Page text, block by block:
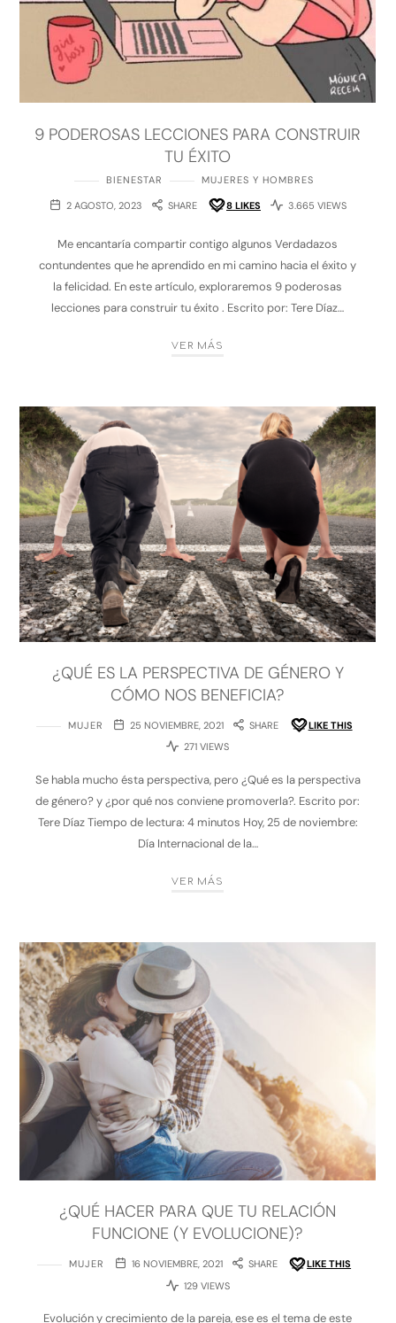
9 PODEROSAS LECCIONES PARA CONSTRUIR
TU ÉXITO
BIENESTAR MUJERES Y HOMBRES
2 AGOSTO, 2023 SHARE 8 LIKES 3.665 VIEWS
Me encantaría compartir contigo algunos Verdadazos
contundentes que he aprendido en mi camino hacia el éxito y
la felicidad. En este artículo, exploraremos 9 poderosas
lecciones para construir tu éxito . Escrito por: Tere Díaz…
VER MÁS
¿QUÉ ES LA PERSPECTIVA DE GÉNERO Y
CÓMO NOS BENEFICIA?
MUJER 25 NOVIEMBRE, 2021 SHARE
LIKE THIS
271 VIEWS
Se habla mucho ésta perspectiva, pero ¿Qué es la perspectiva
de género? y ¿por qué nos conviene promoverla?. Escrito por:
Tere Díaz Tiempo de lectura: 4 minutos Hoy, 25 de noviembre:
Día Internacional de la…
VER MÁS
¿QUÉ HACER PARA QUE TU RELACIÓN
FUNCIONE (Y EVOLUCIONE)?
MUJER 16 NOVIEMBRE, 2021 SHARE
LIKE THIS
129 VIEWS
Evolución y crecimiento de la pareja, ese es el tema de este